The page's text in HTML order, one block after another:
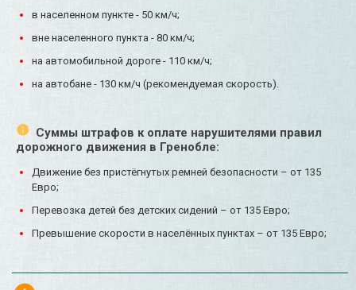
в населенном пункте - 50 км/ч;
вне населенного пункта - 80 км/ч;
на автомобильной дороге - 110 км/ч;
на автобане - 130 км/ч (рекомендуемая скорость).
Суммы штрафов к оплате нарушителями правил
дорожного движения в Гренобле:
Движение без пристёгнутых ремней безопасности – от 135
Евро;
Перевозка детей без детских сидений – от 135 Евро;
Превышение скорости в населённых пунктах – от 135 Евро;